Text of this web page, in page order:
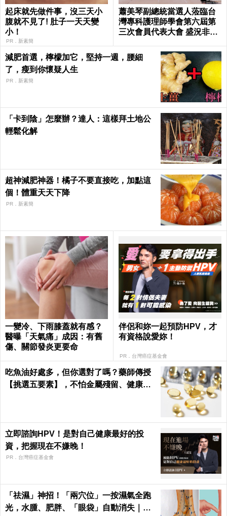
起床就先做件事，沒三天小
腹就不見了! 肚子一天天變
小！
PR．新素簡
蕭美琴副總統當選人蒞臨台
灣專科護理師學會第六屆第
三次會員代表大會 盛況非凡
減肥首選，檸檬加它，堅持一週，腰細
了，瘦到你懷疑人生
PR．新素簡
「卡到陰」怎麼辦？達人：這樣拜土地公
輕鬆化解
超神減肥神器！橘子不要直接吃，加點這
個！體重天天下降
PR．新素簡
一變冷、下雨膝蓋就有感？
醫曝「天氣痛」成因：有舊
傷、關節發炎更要命
伴侶和妳一起預防HPV，才
有資格說愛妳！
PR．台灣癌症基金會
吃魚油好處多，但你選對了嗎？藥師傳授
【挑選五要素】，不怕金屬殘留、健康無
立即諮詢HPV！是對自己健康最好的投
資，把握現在不嫌晚！
PR．台灣癌症基金會
「祛濕」神招！「兩穴位」一按濕氣全跑
光，水腫、肥胖、「眼袋」自動消失｜每